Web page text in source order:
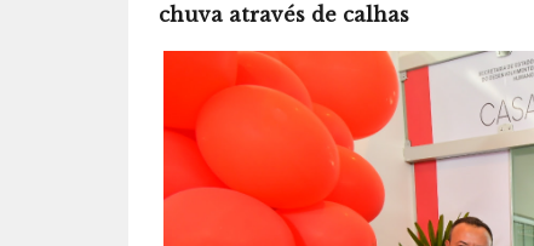
chuva através de calhas